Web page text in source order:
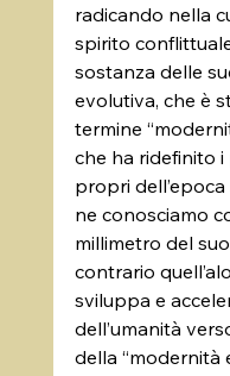
radicando nella
spirito
sostanza delle
evolutiva, che è
termine
che ha ridefinito i
propri
ne conosciamo
millimetro del
contrario
sviluppa e
dell’umanità
della “modernità